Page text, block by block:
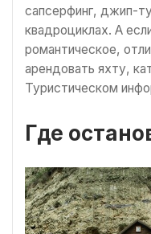
сапсерфинг, джип-
квадроциклах. А
романтическое,
арендовать яхту,
Туристическом
Где